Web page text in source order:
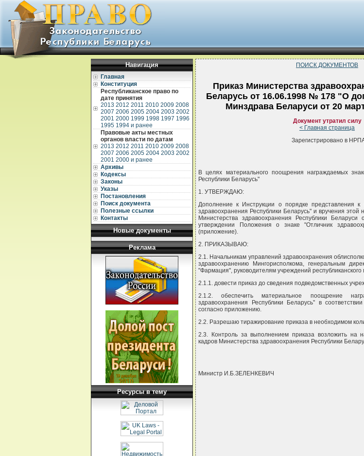
Навигация
Главная
Конституция
Республиканское право по
дате принятия
2013 2012 2011 2010 2009 2008
2007 2006 2005 2004 2003 2002
2001 2000 1999 1998 1997 1996
1995 1994 и ранее
Правовые акты местных
органов власти по датам
2013 2012 2011 2010 2009 2008
2007 2006 2005 2004 2003 2002
2001 2000 и ранее
Архивы
Кодексы
Законы
Указы
Постановления
Поиск документа
Полезные ссылки
Контакты
Новые документы
Реклама
Ресурсы в тему
ПОИСК ДОКУМЕНТОВ
Приказ Министерства
Беларусь от 16.06.1998 № 178 "О
Минздрава Беларуси от 20
Документ утратил силу
< Главная страница
Зарегистрировано в
В целях материального поощрения награждаемых
Республики Беларусь"
1. УТВЕРЖДАЮ:
Дополнение к Инструкции о порядке представления к
здравоохранения Республики Беларусь" и вручения этой
Министерства здравоохранения Республики
утверждении Положения о знаке "Отличник
(приложение).
2. ПРИКАЗЫВАЮ:
2.1. Начальникам управлений здравоохранения
здравоохранению Мингорисполкома, генеральным
"Фармация", руководителям учреждений республиканского
2.1.1. довести приказ до сведения подведомственных
2.1.2. обеспечить материальное поощрение
здравоохранения Республики Беларусь" в
согласно приложению.
2.2. Разрешаю тиражирование приказа в необходимом
2.3. Контроль за выполнением приказа возложить на
кадров Министерства здравоохранения Республики
Министр И.Б.ЗЕЛЕНКЕВИЧ